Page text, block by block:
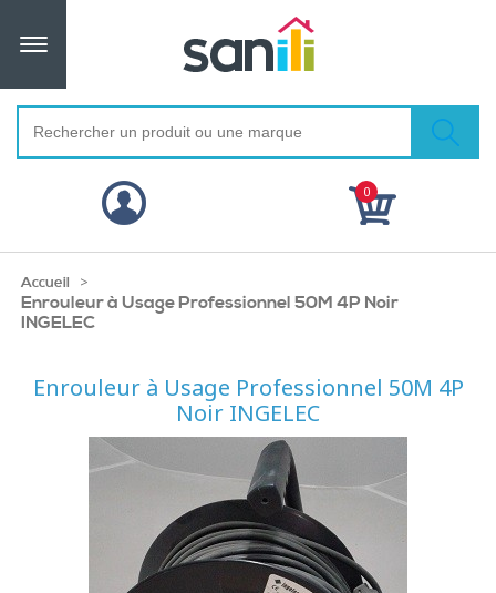
0
Accueil >
Enrouleur à Usage Professionnel 50M 4P Noir
INGELEC
Enrouleur à Usage Professionnel 50M 4P
Noir INGELEC